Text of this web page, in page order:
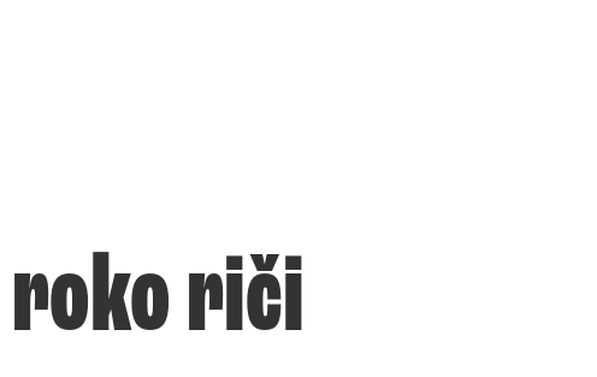
roko riči